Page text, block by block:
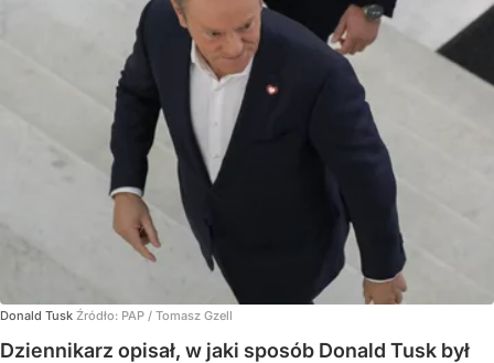
Donald Tusk Źródło: PAP / Tomasz Gzell
Dziennikarz opisał, w jaki sposób Donald Tusk był